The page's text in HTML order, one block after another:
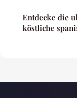
Entdecke die
köstliche